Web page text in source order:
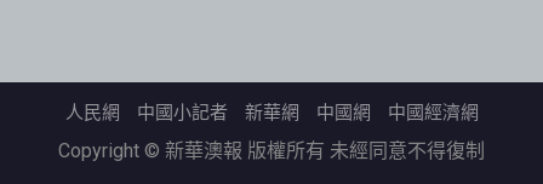
人民網 中國小記者 新華網 中國網 中國經濟網
Copyright © 新華澳報 版權所有 未經同意不得復制